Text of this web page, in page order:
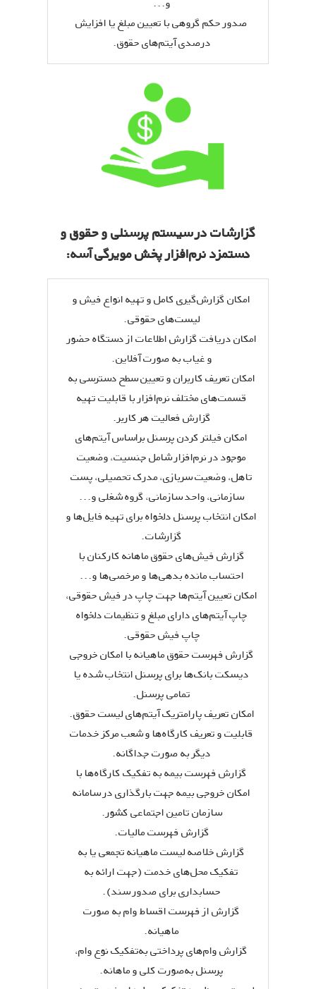
صدور حکم گروهی با تعیین مبلغ یا افزایش
درصدی آیتم‌های حقوق.
گزارشات در سیستم پرسنلی و حقوق و
دستمزد نرم‌افزار پخش مویرگی آسه:
امکان گزارش‌گیری کامل و تهیه انواع فیش و
لیست‌های حقوقی.
امکان دریافت گزارش اطلاعات از دستگاه حضور
و غیاب به صورت آفلاین.
امکان تعریف کاربران و تعیین سطح دسترسی به
قسمت‌های مختلف نرم‌افزار با قابلیت تهیه
گزارش فعالیت هر کاربر.
امکان فیلتر کردن پرسنل براساس آیتم‌های
موجود در نرم‌افزار شامل جنسیت، وضعیت
تاهل، وضعیت سربازی، مدرک تحصیلی، پست
سازمانی، واحد سازمانی، گروه شغلی و...
امکان انتخاب پرسنل دلخواه برای تهیه فایل‌ها و
گزارشات.
گزارش فیش‌های حقوق ماهانه کارکنان با
احتساب مانده بدهی‌ها و مرخصی‌ها و...
امکان تعیین آیتم‌ها جهت چاپ در فیش حقوقی،
چاپ آیتم‌های دارای مبلغ و تنظیمات دلخواه
چاپ فیش حقوقی.
گزارش فهرست حقوق ماهیانه با امکان خروجی
دیسکت بانک‌ها برای پرسنل انتخاب شده یا
تمامی پرسنل.
امکان تعریف پارامتریک آیتم‌های لیست حقوق.
قابلیت و تعریف کارگاه‌ها و شعب مرکز خدمات
دیگر به صورت جداگانه.
گزارش فهرست بیمه به تفکیک کارگاه‌ها با
امکان خروجی بیمه جهت بارگذاری در سامانه
سازمان تامین اجتماعی کشور.
گزارش فهرست مالیات.
گزارش خلاصه لیست ماهیانه تجمعی یا به
تفکیک محل‌های خدمت (جهت ارائه به
حسابداری برای صدور سند).
گزارش از فهرست اقساط وام به صورت
ماهیانه.
گزارش وام‌های پرداختی به‌تفکیک نوع وام،
پرسنل به‌صورت کلی و ماهانه.